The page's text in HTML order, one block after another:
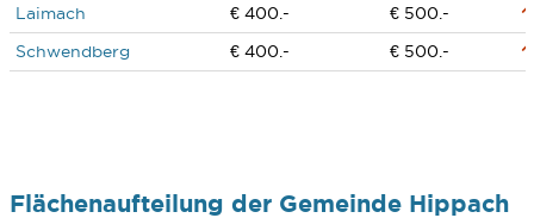
Laimach
€ 400.-
€ 500.-
Schwendberg
€ 400.- € 500.-
Flächenaufteilung der Gemeinde Hippach